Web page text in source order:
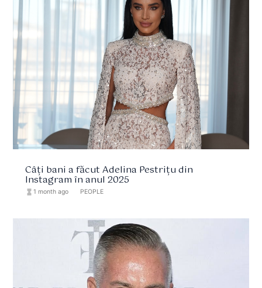
Câți bani a făcut Adelina Pestrițu din
Instagram în anul 2025
hourglass_full 1 month ago PEOPLE